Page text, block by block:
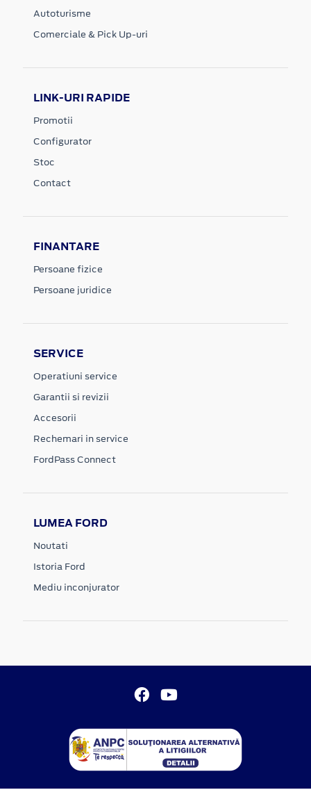
Autoturisme
Comerciale & Pick Up-uri
LINK-URI RAPIDE
Promotii
Configurator
Stoc
Contact
FINANTARE
Persoane fizice
Persoane juridice
SERVICE
Operatiuni service
Garantii si revizii
Accesorii
Rechemari in service
FordPass Connect
LUMEA FORD
Noutati
Istoria Ford
Mediu inconjurator